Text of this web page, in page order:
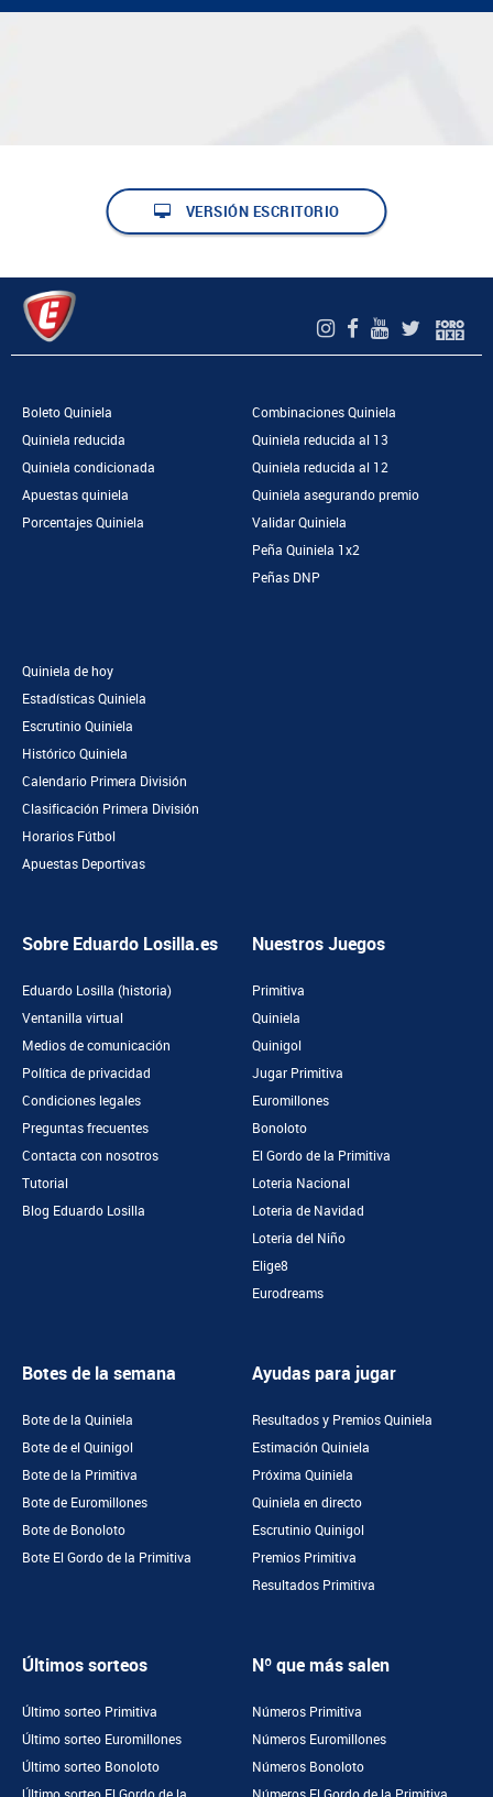
VERSIÓN ESCRITORIO
Boleto Quiniela
Quiniela reducida
Quiniela condicionada
Apuestas quiniela
Porcentajes Quiniela
Combinaciones Quiniela
Quiniela reducida al 13
Quiniela reducida al 12
Quiniela asegurando premio
Validar Quiniela
Peña Quiniela 1x2
Peñas DNP
Quiniela de hoy
Estadísticas Quiniela
Escrutinio Quiniela
Histórico Quiniela
Calendario Primera División
Clasificación Primera División
Horarios Fútbol
Apuestas Deportivas
Sobre Eduardo Losilla.es
Eduardo Losilla (historia)
Ventanilla virtual
Medios de comunicación
Política de privacidad
Condiciones legales
Preguntas frecuentes
Contacta con nosotros
Tutorial
Blog Eduardo Losilla
Nuestros Juegos
Primitiva
Quiniela
Quinigol
Jugar Primitiva
Euromillones
Bonoloto
El Gordo de la Primitiva
Loteria Nacional
Loteria de Navidad
Loteria del Niño
Elige8
Eurodreams
Botes de la semana
Bote de la Quiniela
Bote de el Quinigol
Bote de la Primitiva
Bote de Euromillones
Bote de Bonoloto
Bote El Gordo de la Primitiva
Ayudas para jugar
Resultados y Premios Quiniela
Estimación Quiniela
Próxima Quiniela
Quiniela en directo
Escrutinio Quinigol
Premios Primitiva
Resultados Primitiva
Últimos sorteos
Último sorteo Primitiva
Último sorteo Euromillones
Último sorteo Bonoloto
Nº que más salen
Números Primitiva
Números Euromillones
Números Bonoloto